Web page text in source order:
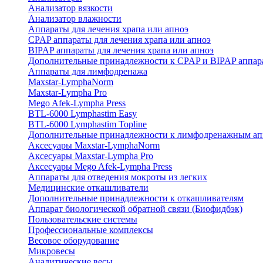
Анализатор вязкости
Анализатор влажности
Аппараты для лечения храпа или апноэ
CPAP аппараты для лечения храпа или апноэ
BIPAP аппараты для лечения храпа или апноэ
Дополнительные принадлежности к CPAP и BIPAP
Аппараты для лимфодренажа
Maxstar-LymphaNorm
Maxstar-Lympha Pro
Mego Afek-Lympha Press
BTL-6000 Lymphastim Easy
BTL-6000 Lymphastim Topline
Дополнительные принадлежности к лимфодренажным
Аксесуары Maxstar-LymphaNorm
Аксесуары Maxstar-Lympha Pro
Аксесуары Mego Afek-Lympha Press
Аппараты для отведения мокроты из легких
Медицинские откашливатели
Дополнительные принадлежности к откашливателям
Аппарат биологической обратной связи (Биофидбэк)
Пользовательские системы
Профессиональные комплексы
Весовое оборудование
Микровесы